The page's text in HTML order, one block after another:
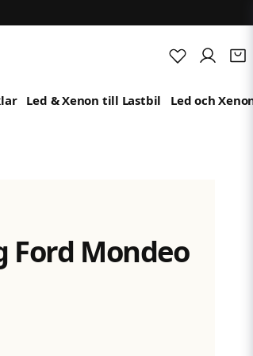
Led & Xenon till Lastbil Led och
Ford Mondeo